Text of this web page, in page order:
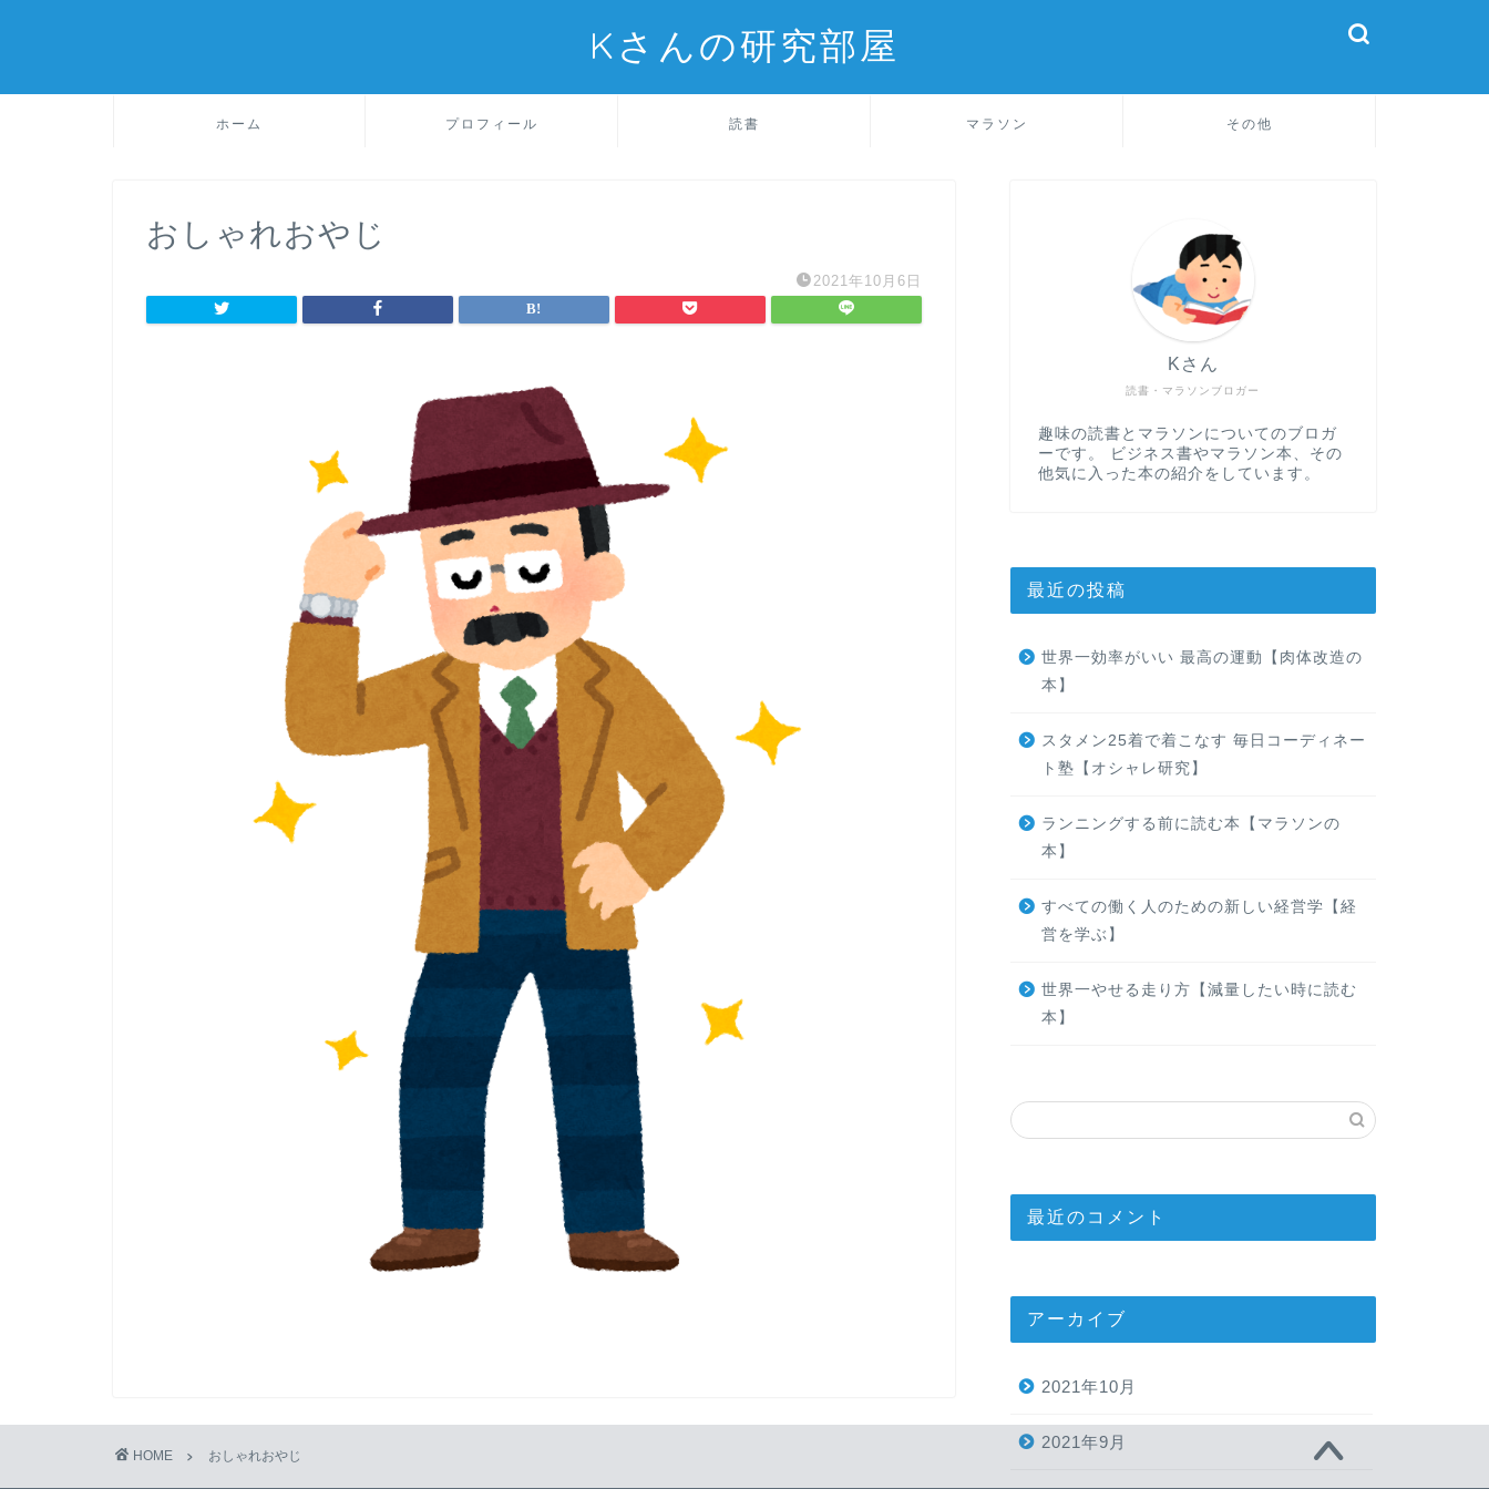
Kさんの研究部屋
ホーム プロフィール 読書 マラソン その他
おしゃれおやじ
2021年10月6日
読書・マラソンブロガー
Kさん
趣味の読書とマラソンについてのブロガ
ーです。 ビジネス書やマラソン本、その
他気に入った本の紹介をしています。
最近の投稿
世界一効率がいい 最高の運動【肉体改造の
本】
スタメン25着で着こなす 毎日コーディネー
ト塾【オシャレ研究】
ランニングする前に読む本【マラソンの
本】
すべての働く人のための新しい経営学【経
営を学ぶ】
世界一やせる走り方【減量したい時に読む
本】
最近のコメント
アーカイブ
2021年10月
2021年9月
HOME おしゃれおやじ